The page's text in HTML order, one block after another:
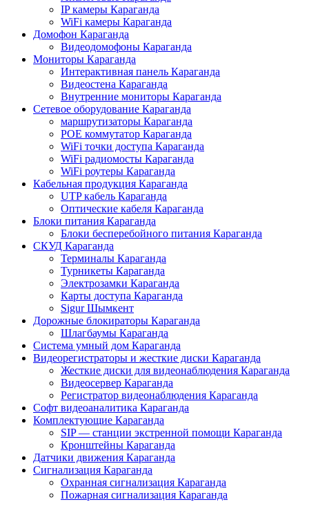
IP камеры Караганда
WiFi камеры Караганда
Домофон Караганда
Видеодомофоны Караганда
Мониторы Караганда
Интерактивная панель Караганда
Видеостена Караганда
Внутренние мониторы Караганда
Сетевое оборудование Караганда
маршрутизаторы Караганда
POE коммутатор Караганда
WiFi точки доступа Караганда
WiFi радиомосты Караганда
WiFi роутеры Караганда
Кабельная продукция Караганда
UTP кабель Караганда
Оптические кабеля Караганда
Блоки питания Караганда
Блоки бесперебойного питания Караганда
СКУД Караганда
Терминалы Караганда
Турникеты Караганда
Электрозамки Караганда
Карты доступа Караганда
Sigur Шымкент
Дорожные блокираторы Караганда
Шлагбаумы Караганда
Система умный дом Караганда
Видеорегистраторы и жесткие диски Караганда
Жесткие диски для видеонаблюдения Караганда
Видеосервер Караганда
Регистратор видеонаблюдения Караганда
Софт видеоаналитика Караганда
Комплектующие Караганда
SIP — станции экстренной помощи Караганда
Кронштейны Караганда
Датчики движения Караганда
Сигнализация Караганда
Охранная сигнализация Караганда
Пожарная сигнализация Караганда